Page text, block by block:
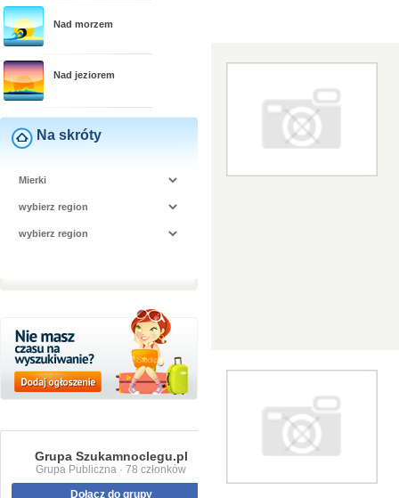
Nad morzem
Nad jeziorem
Na skróty
Grupa Szukamnoclegu.pl
Grupa Publiczna · 78 członków
Dołącz do grupy